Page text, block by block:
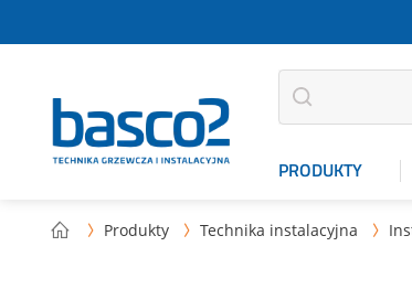
PRODUKTY
 Produkty  Technika instalacyjna 